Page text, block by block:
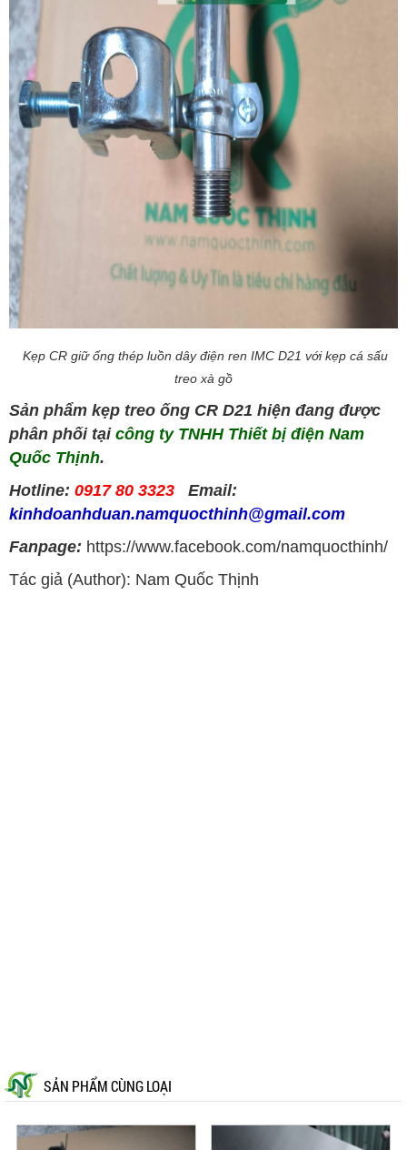
Kẹp CR giữ ống thép luồn dây điện ren IMC D21 với kẹp cá sấu
treo xà gồ
Sản phẩm kẹp treo ống CR D21 hiện đang được
phân phối tại công ty TNHH Thiết bị điện Nam
Quốc Thịnh.
Hotline: 0917 80 3323
Email:
kinhdoanhduan.namquocthinh@gmail.com
Fanpage: https://www.facebook.com/namquocthinh/
Tác giả (Author): Nam Quốc Thịnh
SẢN PHẨM CÙNG LOẠI